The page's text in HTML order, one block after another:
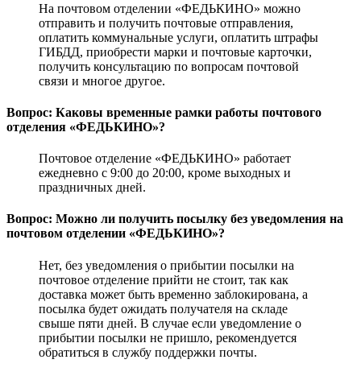
На почтовом отделении «ФЕДЬКИНО» можно
отправить и получить почтовые отправления,
оплатить коммунальные услуги, оплатить штрафы
ГИБДД, приобрести марки и почтовые карточки,
получить консультацию по вопросам почтовой
связи и многое другое.
Вопрос: Каковы временные рамки работы почтового
отделения «ФЕДЬКИНО»?
Почтовое отделение «ФЕДЬКИНО» работает
ежедневно с 9:00 до 20:00, кроме выходных и
праздничных дней.
Вопрос: Можно ли получить посылку без уведомления на
почтовом отделении «ФЕДЬКИНО»?
Нет, без уведомления о прибытии посылки на
почтовое отделение прийти не стоит, так как
доставка может быть временно заблокирована, а
посылка будет ожидать получателя на складе
свыше пяти дней. В случае если уведомление о
прибытии посылки не пришло, рекомендуется
обратиться в службу поддержки почты.